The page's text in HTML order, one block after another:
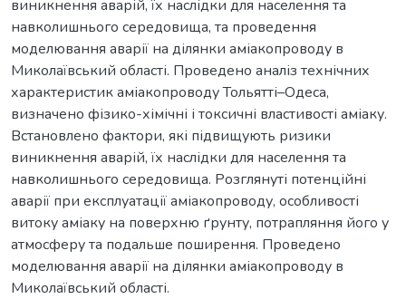
виникнення аварій, їх наслідки для населення та
навколишнього середовища, та проведення
моделювання аварії на ділянки аміакопроводу в
Миколаївський області. Проведено аналіз технічних
характеристик аміакопроводу Тольятті–Одеса,
визначено фізико-хімічні і токсичні властивості аміаку.
Встановлено фактори, які підвищують ризики
виникнення аварій, їх наслідки для населення та
навколишнього середовища. Розглянуті потенційні
аварії при експлуатації аміакопроводу, особливості
витоку аміаку на поверхню ґрунту, потрапляння його у
атмосферу та подальше поширення. Проведено
моделювання аварії на ділянки аміакопроводу в
Миколаївський області.